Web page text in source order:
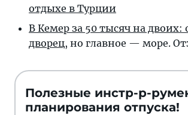
отдыхе в Турции
В Кемер за 50 тысяч на двоих:
дворец, но главное — море.
Полезные инстр-р-
планирования отпуска!